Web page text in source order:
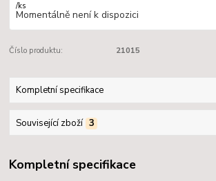
/ks
Momentálně není k dispozici
Číslo produktu: 21015
Kompletní specifikace
Související zboží 3
Kompletní specifikace